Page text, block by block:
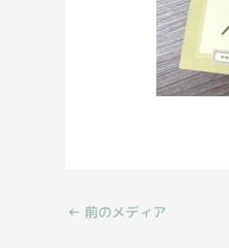
← 前のメディア